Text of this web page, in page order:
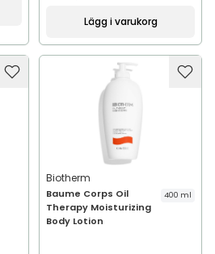
Lägg i varukorg
Biotherm
Baume Corps Oil
Therapy Moisturizing
Body Lotion
400 ml